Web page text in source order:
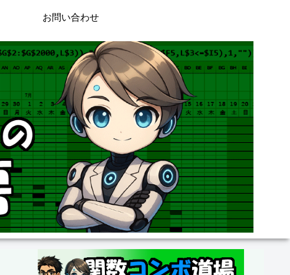
お問い合わせ